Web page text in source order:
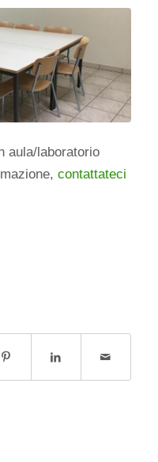
aula/laboratorio
contattateci